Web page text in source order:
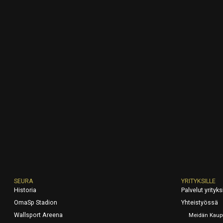
SEURA
Historia
OmaSp Stadion
Wallsport Areena
YRITYKSILLE
Palvelut
Yhteistyössä
Meidän